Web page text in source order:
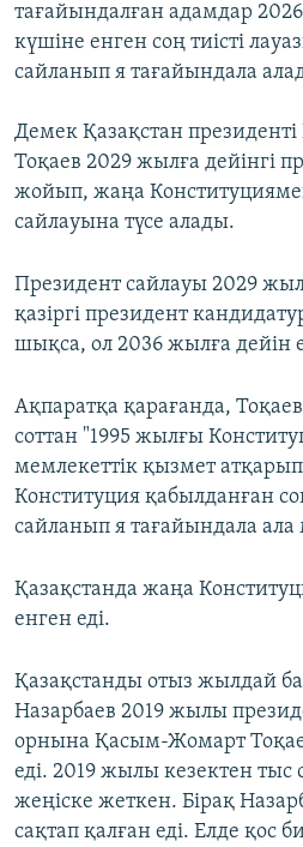
тағайындалған адамдар
күшіне енген соң тиісті
сайланып я тағайындала
Демек Қазақстан
Тоқаев 2029 жылға дейінгі
жойып, жаңа
сайлауына түсе алады.
Президент сайлауы 2029
қазіргі президент
шықса, ол 2036 жылға дейін
Ақпаратқа қарағанда,
соттан "1995 жылғы
мемлекеттік қызмет
Конституция қабылданған
сайланып я тағайындала ала
Қазақстанда жаңа
енген еді.
Қазақстанды отыз жылдай
Назарбаев 2019 жылы
орнына Қасым-Жомарт
еді. 2019 жылы кезектен тыс
жеңіске жеткен. Бірақ
сақтап қалған еді. Елде қос